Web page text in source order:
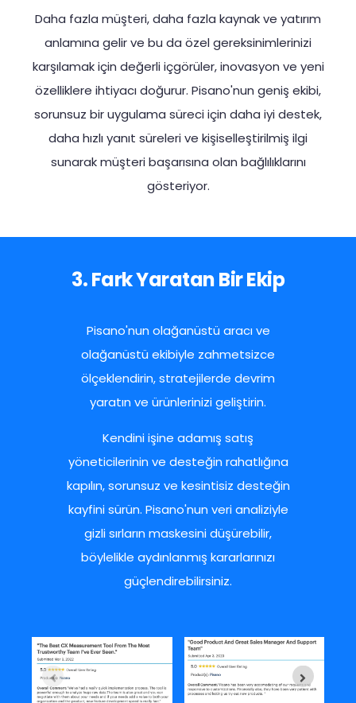
Daha fazla müşteri, daha fazla kaynak ve yatırım
anlamına gelir ve bu da özel gereksinimlerinizi
karşılamak için değerli içgörüler, inovasyon ve yeni
özelliklere ihtiyacı doğurur. Pisano'nun geniş ekibi,
sorunsuz bir uygulama süreci için daha iyi destek,
daha hızlı yanıt süreleri ve kişiselleştirilmiş ilgi
sunarak müşteri başarısına olan bağlılıklarını
gösteriyor.
3. Fark Yaratan Bir Ekip
Pisano'nun olağanüstü aracı ve
olağanüstü ekibiyle zahmetsizce
ölçeklendirin, stratejilerde devrim
yaratın ve ürünlerinizi geliştirin.
Kendini işine adamış satış
yöneticilerinin ve desteğin rahatlığına
kapılın, sorunsuz ve kesintisiz desteğin
kayfini sürün. Pisano'nun veri analiziyle
gizli sırların maskesini düşürebilir,
böylelikle aydınlanmış kararlarınızı
güçlendirebilirsiniz.